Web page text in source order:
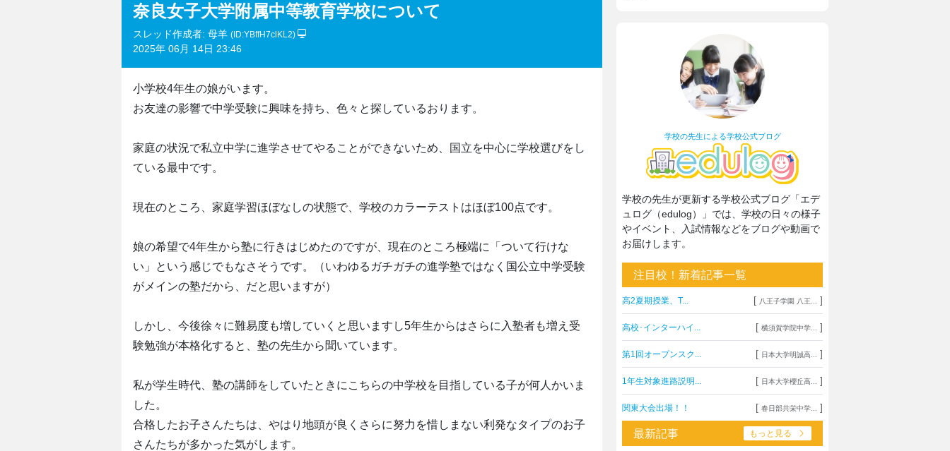
奈良女子大学附属中等教育学校について
スレッド作成者: 母羊 (ID:YBffH7clKL2)
2025年 06月 14日 23:46
小学校4年生の娘がいます。
お友達の影響で中学受験に興味を持ち、色々と探しているおります。
家庭の状況で私立中学に進学させてやることができないため、国立を中心に学校選びをし
ている最中です。
現在のところ、家庭学習ほぼなしの状態で、学校のカラーテストはほぼ100点です。
娘の希望で4年生から塾に行きはじめたのですが、現在のところ極端に「ついて行けな
い」という感じでもなさそうです。（いわゆるガチガチの進学塾ではなく国公立中学受験
がメインの塾だから、だと思いますが）
しかし、今後徐々に難易度も増していくと思いますし5年生からはさらに入塾者も増え受
験勉強が本格化すると、塾の先生から聞いています。
私が学生時代、塾の講師をしていたときにこちらの中学校を目指している子が何人かいま
した。
合格したお子さんたちは、やはり地頭が良くさらに努力を惜しまない利発なタイプのお子
さんたちが多かった気がします。
学校の先生による学校公式ブログ
学校の先生が更新する学校公式ブログ「エデ
ュログ（edulog）」では、学校の日々の様子
やイベント、入試情報などをブログや動画で
お届けします。
注目校！新着記事一覧
高2夏期授業、T... [ 八王子学園 八王... ]
高校･インターハイ... [ 横須賀学院中学... ]
第1回オープンスク... [ 日本大学明誠高... ]
1年生対象進路説明... [ 日本大学櫻丘高... ]
関東大会出場！！ [ 春日部共栄中学... ]
最新記事 もっと見る